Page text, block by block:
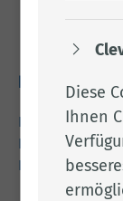
Rechtliches
Impressum
Datenschutz
Barrierefreiheit
Diese
Ihnen